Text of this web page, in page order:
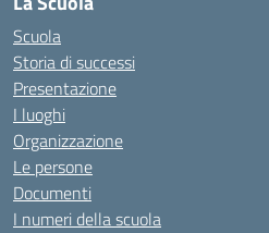
Scuola
Storia di successi
Presentazione
I luoghi
Organizzazione
Le persone
Documenti
I numeri della scuola